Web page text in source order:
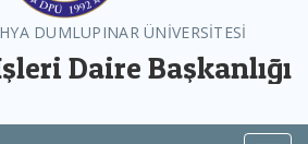
DUMLUPINAR ÜNİVERSİTESİ
Daire Başkanlığı